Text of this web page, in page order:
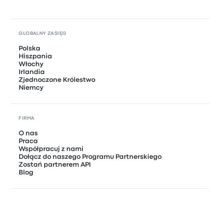
GLOBALNY ZASIĘG
Polska
Hiszpania
Włochy
Irlandia
Zjednoczone Królestwo
Niemcy
FIRMA
O nas
Praca
Współpracuj z nami
Dołącz do naszego Programu Partnerskiego
Zostań partnerem API
Blog